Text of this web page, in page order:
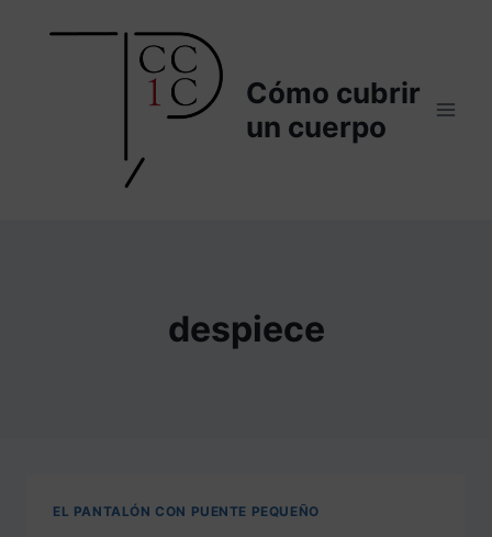
Cómo cubrir
un cuerpo
despiece
EL PANTALÓN CON PUENTE PEQUEÑO